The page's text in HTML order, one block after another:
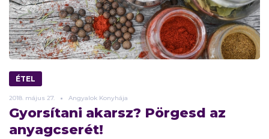
ÉTEL
2018. május 27. Angyalok Konyhája
Gyorsítani akarsz? Pörgesd az
anyagcserét!